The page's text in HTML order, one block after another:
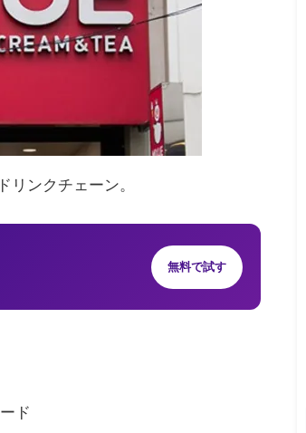
リンクチェーン。
無料で試す
ド